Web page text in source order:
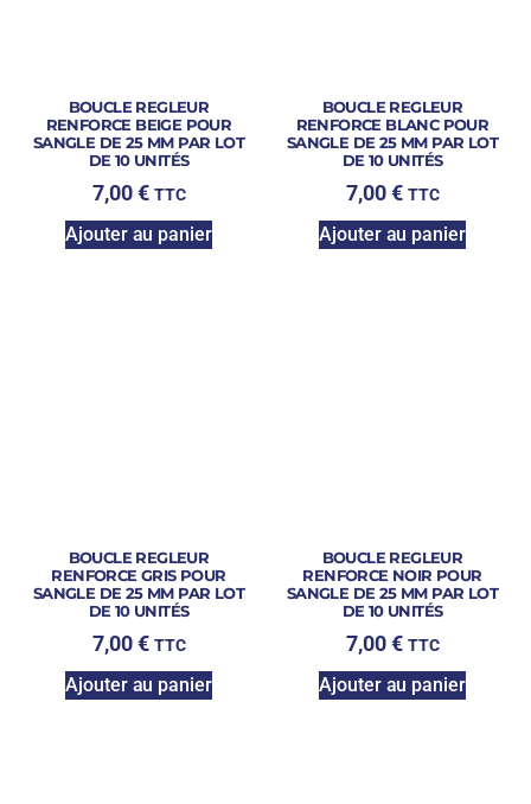
BOUCLE REGLEUR
RENFORCE BEIGE POUR
SANGLE DE 25 MM PAR LOT
DE 10 UNITÉS
7,00€ TTC
Ajouter au panier
BOUCLE REGLEUR
RENFORCE BLANC POUR
SANGLE DE 25 MM PAR LOT
DE 10 UNITÉS
7,00€ TTC
Ajouter au panier
BOUCLE REGLEUR
RENFORCE GRIS POUR
SANGLE DE 25 MM PAR LOT
DE 10 UNITÉS
7,00€ TTC
Ajouter au panier
BOUCLE REGLEUR
RENFORCE NOIR POUR
SANGLE DE 25 MM PAR LOT
DE 10 UNITÉS
7,00€ TTC
Ajouter au panier